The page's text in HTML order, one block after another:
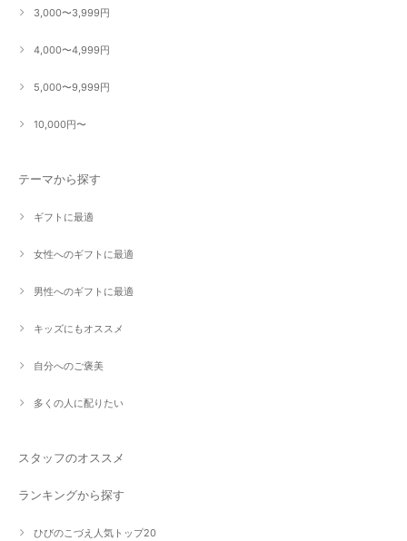
3,000〜3,999円
4,000〜4,999円
5,000〜9,999円
10,000円〜
テーマから探す
ギフトに最適
女性へのギフトに最適
男性へのギフトに最適
キッズにもオススメ
自分へのご褒美
多くの人に配りたい
スタッフのオススメ
ランキングから探す
ひびのこづえ人気トップ20